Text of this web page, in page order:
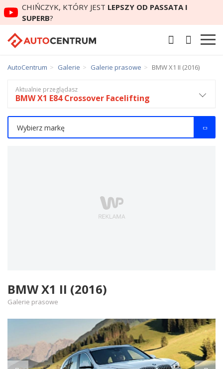
CHIŃCZYK, KTÓRY JEST LEPSZY OD PASSATA I
SUPERB?
AutoCentrum Galerie Galerie prasowe BMW X1 II (2016)
BMW X1 II (2016)
Galerie prasowe
Aktualnie przeglądasz
BMW X1 E84 Crossover Facelifting
Wybierz markę